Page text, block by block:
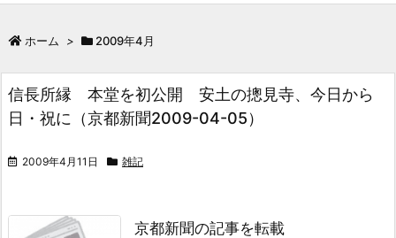
ホーム > 2009年4月
信長所縁 本堂を初公開 安土の摠見寺、今日から
日・祝に（京都新聞2009-04-05）
2009年4月11日 雑記
京都新聞の記事を転載